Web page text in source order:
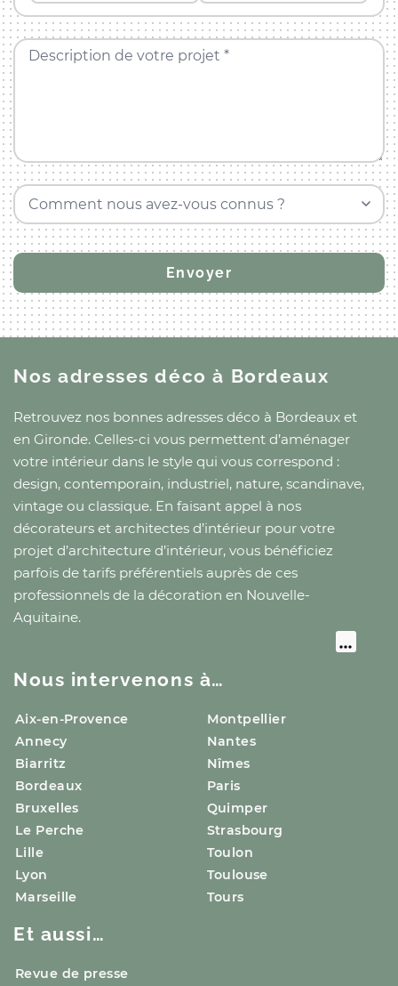
Description de votre projet *
Comment nous avez-vous connus ?
Nos adresses décoà Bordeaux
Retrouvez nos bonnes adresses déco à Bordeaux et
en Gironde. Celles-ci vous permettent d’aménager
votre intérieur dans le style qui vous correspond :
design, contemporain, industriel, nature, scandinave,
vintage ou classique. En faisant appel à nos
décorateurs et architectes d’intérieur pour votre
projet d’architecture d’intérieur, vous bénéficiez
parfois de tarifs préférentiels auprès de ces
professionnels de la décoration en Nouvelle-
Aquitaine.
Nous intervenons à…
Aix-en-Provence
Annecy
Biarritz
Bordeaux
Bruxelles
Le Perche
Lille
Lyon
Marseille
Montpellier
Nantes
Nîmes
Paris
Quimper
Strasbourg
Toulon
Toulouse
Tours
Et aussi…
Revue de presse